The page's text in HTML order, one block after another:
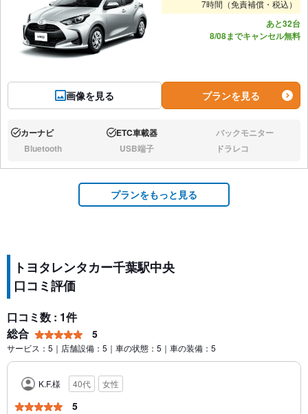
画像を見る
7時間（免責補償・税込）
あと32台
8/08までキャンセル無料
プランを見る
あり:カーナビ あり:ETC車載器 なし:バックモニター
なし:Bluetooth なし:USB端子 なし:ドラレコ
プランをもっと見る
トヨタレンタカー千葉駅中央
口コミ評価
口コミ数 : 1件
総合
5
サービス：5｜店舗設備：5｜車の状態：5｜車の装備：5
K.F.様 40代 女性
5